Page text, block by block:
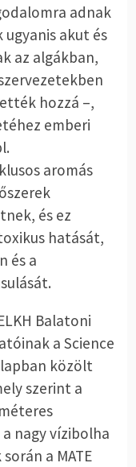
adnak
akut és
az algákban,
hozzá –,
emberi
aromás
és ez
hatását,
és a
Balatoni
a Science
közölt
szerint a
nagy vízibolha
a MATE